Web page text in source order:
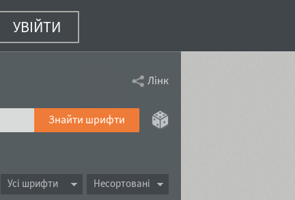
УВІЙТИ
Лінк
Знайти шрифти
Усі шрифти Несортовані